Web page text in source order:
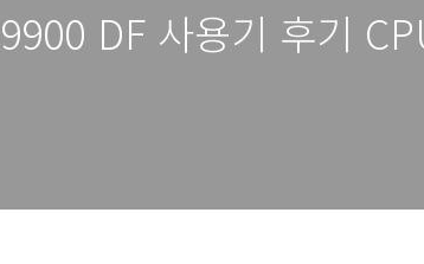
DF 사용기 후기